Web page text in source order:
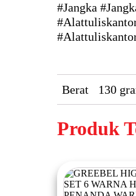
#Jangka
Berat 130
Produk